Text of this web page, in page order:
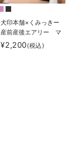
犬印本舗×くみっきー
産前産後エアリー マ
タニティ・授乳ブラ
¥2,200(税込)